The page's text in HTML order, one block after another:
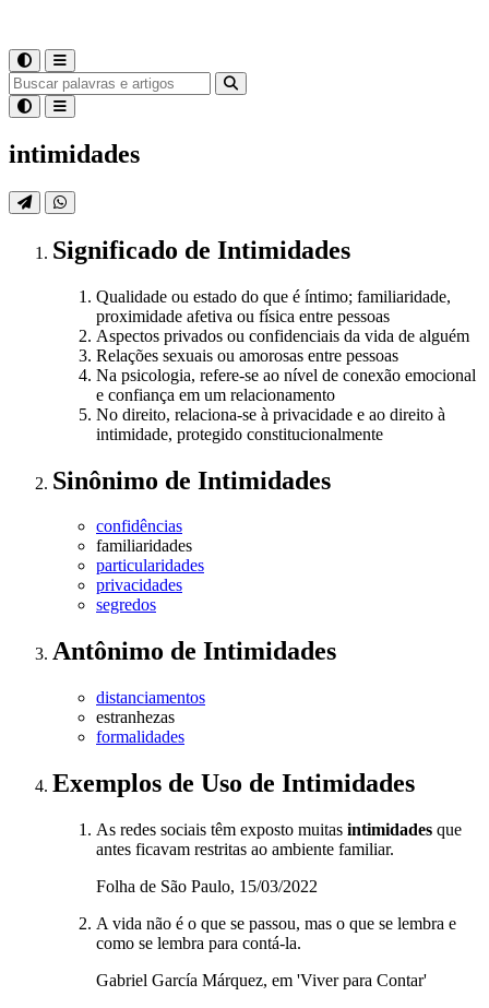
intimidades
Significado de Intimidades
Qualidade ou estado do que é íntimo; familiaridade,
proximidade afetiva ou física entre pessoas
Aspectos privados ou confidenciais da vida de alguém
Relações sexuais ou amorosas entre pessoas
Na psicologia, refere-se ao nível de conexão emocional
e confiança em um relacionamento
No direito, relaciona-se à privacidade e ao direito à
intimidade, protegido constitucionalmente
Sinônimo de Intimidades
confidências
familiaridades
particularidades
privacidades
segredos
Antônimo de Intimidades
distanciamentos
estranhezas
formalidades
Exemplos de Uso de Intimidades
As redes sociais têm exposto muitas intimidades que
antes ficavam restritas ao ambiente familiar.
Folha de São Paulo, 15/03/2022
A vida não é o que se passou, mas o que se lembra e
como se lembra para contá-la.
Gabriel García Márquez, em 'Viver para Contar'